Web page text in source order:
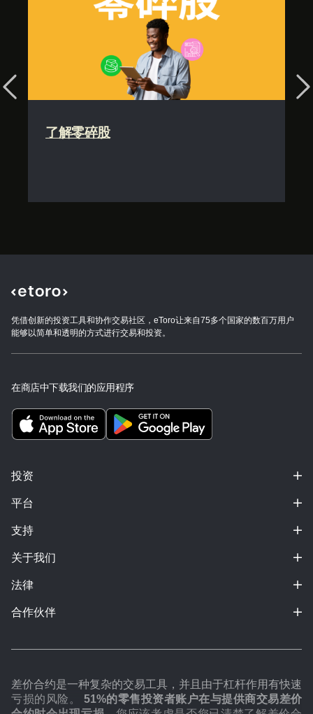
Previous
了解零碎股
凭借创新的投资工具和协作交易社区，eToro让来自75多个国家的数百万用户
能够以简单和透明的方式进行交易和投资。
在商店中下载我们的应用程序
投资
平台
支持
关于我们
法律
合作伙伴
差价合约是一种复杂的交易工具，并且由于杠杆作用有快速
亏损的风险。 51%的零售投资者账户在与提供商交易差价